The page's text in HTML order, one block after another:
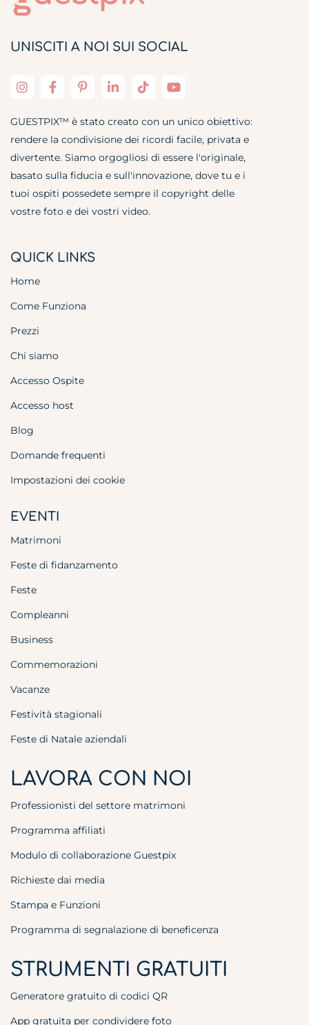
UNISCITI A NOI SUI SOCIAL
GUESTPIX™ è stato creato con un unico obiettivo:
rendere la condivisione dei ricordi facile, privata e
divertente. Siamo orgogliosi di essere l'originale,
basato sulla fiducia e sull'innovazione, dove tu e i
tuoi ospiti possedete sempre il copyright delle
vostre foto e dei vostri video.
QUICK LINKS
Home
Come Funziona
Prezzi
Chi siamo
Accesso Ospite
Accesso host
Blog
Domande frequenti
Impostazioni dei cookie
EVENTI
Matrimoni
Feste di fidanzamento
Feste
Compleanni
Business
Commemorazioni
Vacanze
Festività stagionali
Feste di Natale aziendali
LAVORA CON NOI
Professionisti del settore matrimoni
Programma affiliati
Modulo di collaborazione Guestpix
Richieste dai media
Stampa e Funzioni
Programma di segnalazione di beneficenza
STRUMENTI GRATUITI
Generatore gratuito di codici QR
App gratuita per condividere foto